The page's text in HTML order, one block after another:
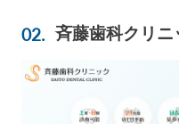
斉藤歯科クリニ